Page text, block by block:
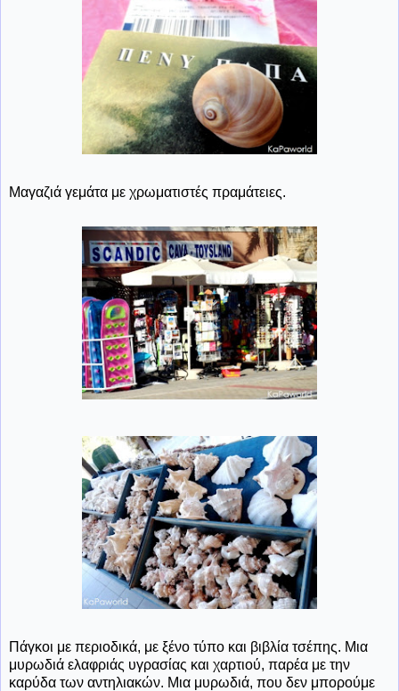
Μαγαζιά γεμάτα με χρωματιστές πραμάτειες.
Πάγκοι με περιοδικά, με ξένο τύπο και βιβλία τσέπης. Μια
μυρωδιά ελαφριάς υγρασίας και χαρτιού, παρέα με την
καρύδα των αντηλιακών. Μια μυρωδιά, που δεν μπορούμε